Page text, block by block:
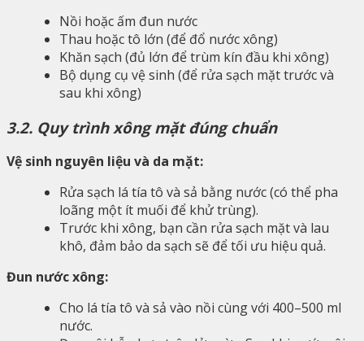
Nồi hoặc ấm đun nước
Thau hoặc tô lớn (để đổ nước xông)
Khăn sạch (đủ lớn để trùm kín đầu khi xông)
Bộ dụng cụ vệ sinh (để rửa sạch mặt trước và
sau khi xông)
3.2. Quy trình xông mặt đúng chuẩn
Vệ sinh nguyên liệu và da mặt:
Rửa sạch lá tía tô và sả bằng nước (có thể pha
loãng một ít muối để khử trùng).
Trước khi xông, bạn cần rửa sạch mặt và lau
khô, đảm bảo da sạch sẽ để tối ưu hiệu quả.
Đun nước xông:
Cho lá tía tô và sả vào nồi cùng với 400–500 ml
nước.